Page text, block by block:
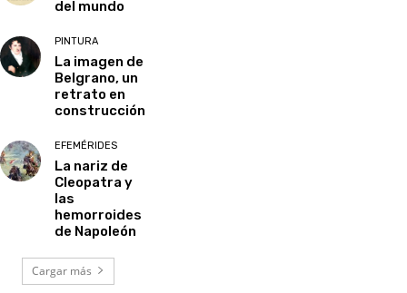
del mundo
PINTURA
La imagen de
Belgrano, un
retrato en
construcción
EFEMÉRIDES
La nariz de
Cleopatra y
las
hemorroides
de Napoleón
Cargar más